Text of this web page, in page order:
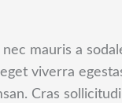
mauris a
viverra
Cras